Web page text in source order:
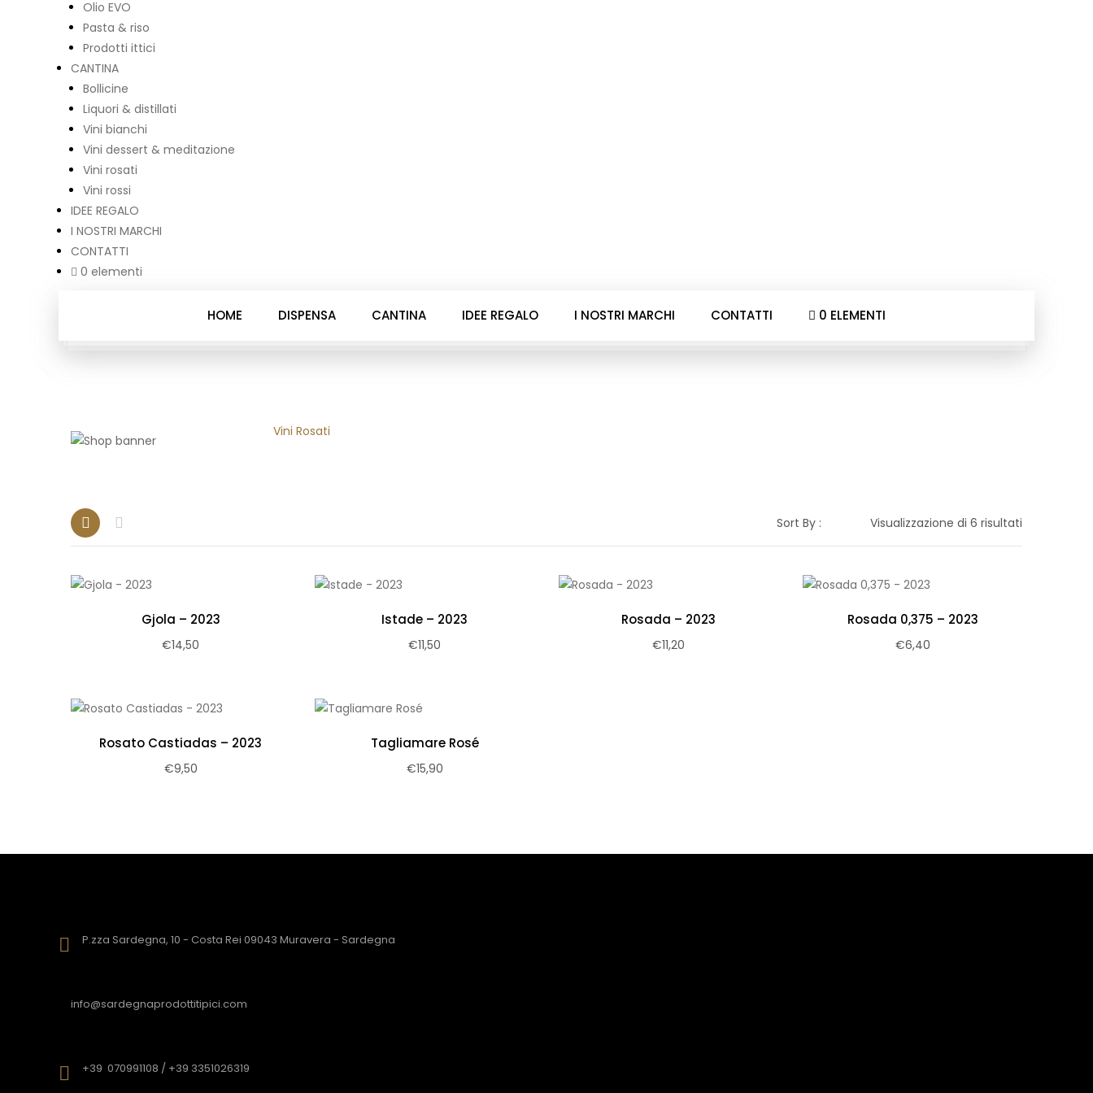
Olio EVO
Pasta & riso
Prodotti ittici
CANTINA
Bollicine
Liquori & distillati
Vini bianchi
Vini dessert & meditazione
Vini rosati
Vini rossi
IDEE REGALO
I NOSTRI MARCHI
CONTATTI
0 elementi
HOME DISPENSA CANTINA IDEE REGALO I NOSTRI MARCHI CONTATTI 0 ELEMENTI
Vini Rosati
Visualizzazione di 6 risultati
Sort By :
Gjola – 2023
€14,50
Istade – 2023
€11,50
Rosada – 2023
€11,20
Rosada 0,375 – 2023
€6,40
Rosato Castiadas – 2023
€9,50
Tagliamare Rosé
€15,90
P.zza Sardegna, 10 - Costa Rei 09043 Muravera - Sardegna
info@sardegnaprodottitipici.com
+39 070991108 / +39 3351026319